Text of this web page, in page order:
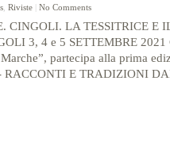
Riviste No Comments
CINGOLI. LA TESSITRICE E
3, 4 e 5 SETTEMBRE
partecipa alla prima
RACCONTI E TRADIZIONI